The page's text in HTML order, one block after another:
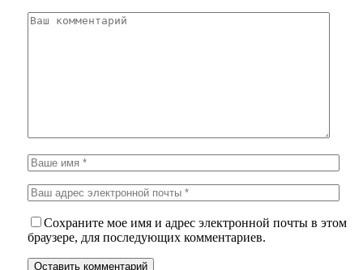
Сохраните мое имя и адрес электронной почты в этом
браузере, для последующих комментариев.